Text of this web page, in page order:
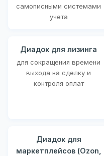
самописными системами
учета
Диадок для лизинга
для сокращения времени
выхода на сделку и
контроля оплат
Диадок для
маркетплейсов (Ozon,